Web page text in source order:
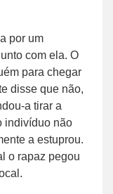
por um
com ela. O
para chegar
disse que não,
a tirar a
indivíduo não
a estuprou.
o rapaz pegou